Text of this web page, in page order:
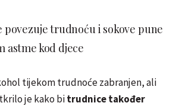
povezuje trudnoću i sokove pune
astme kod djece
tijekom trudnoće zabranjen, ali
je kako bitrudnice također